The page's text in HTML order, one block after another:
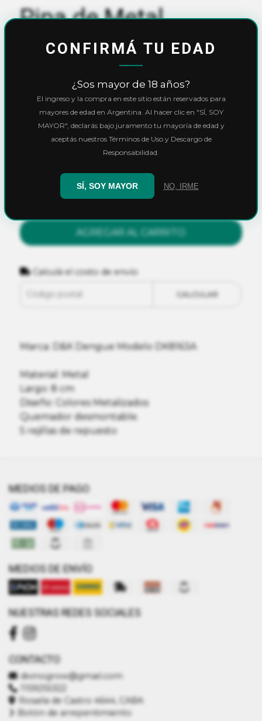
Pipa de Metal
DK8163A
$4.440,00
Efectivo
AGREGAR AL CARRITO
Calculá el costo de envío
CALCULAR
Marca: D&K Dengue Modelo DK8163A
Material: Metal
Largo: 8 cm
Diseño: Colores Metalizados
Quemador desmontable.
5 rejillas de repuesto
MEDIOS DE PAGO
MEDIOS DE ENVÍO
NUESTRAS REDES SOCIALES
CONTACTO
divinogrow@gmail.com
1159255322
Rosalía de Castro 4644, CABA
Botón de arrepentimiento
CONFIRMÁ TU EDAD
¿Sos mayor de 18 años?
El ingreso y la compra en este sitio están reservados para
mayores de edad en Argentina. Al hacer clic en "SÍ, SOY
MAYOR", declarás bajo juramento tu mayoría de edad y
aceptás nuestros Términos de Uso y Descargo de
Responsabilidad.
SÍ, SOY MAYOR NO, IRME